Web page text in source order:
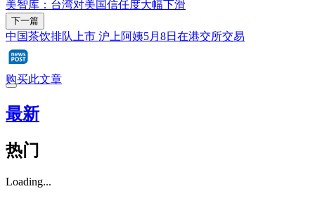
美智库：台湾对美国信任度大幅下滑
下一篇
中国茶饮排队上市 沪上阿姨5月8日在港交所交易
购买此文章
最新
热门
Loading...